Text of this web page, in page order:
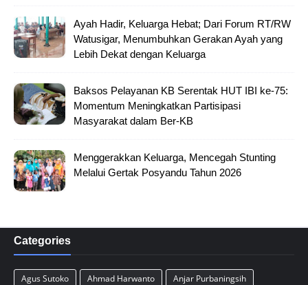
Ayah Hadir, Keluarga Hebat; Dari Forum RT/RW
Watusigar, Menumbuhkan Gerakan Ayah yang
Lebih Dekat dengan Keluarga
Baksos Pelayanan KB Serentak HUT IBI ke-75:
Momentum Meningkatkan Partisipasi
Masyarakat dalam Ber-KB
Menggerakkan Keluarga, Mencegah Stunting
Melalui Gertak Posyandu Tahun 2026
Categories
Agus Sutoko Ahmad Harwanto
Anjar Purbaningsih